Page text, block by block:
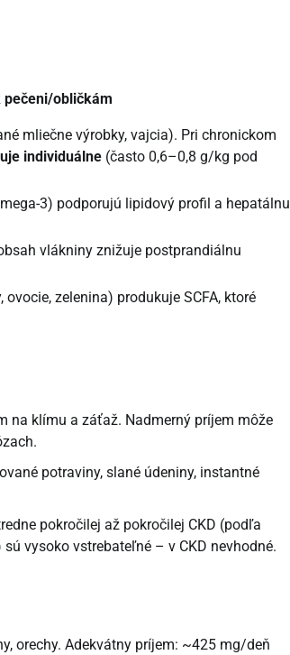
pečeni/obličkám
mliečne výrobky, vajcia). Pri chronickom
individuálne (často 0,6–0,8 g/kg pod
3) podporujú lipidový profil a hepatálnu
vlákniny znižuje postprandiálnu
zelenina) produkuje SCFA, ktoré
na klímu a záťaž. Nadmerný príjem môže
potraviny, slané údeniny, instantné
pokročilej až pokročilej CKD (podľa
vysoko vstrebateľné – v CKD nevhodné.
orechy. Adekvátny príjem: ~425 mg/deň